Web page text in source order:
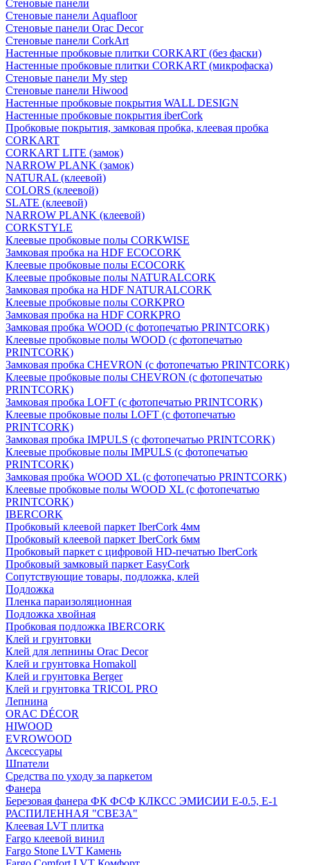
Стеновые панели
Стеновые панели Aquafloor
Стеновые панели Orac Decor
Стеновые панели CorkArt
Настенные пробковые плитки CORKART (без фаски)
Настенные пробковые плитки CORKART (микрофаска)
Стеновые панели My step
Стеновые панели Hiwood
Настенные пробковые покрытия WALL DESIGN
Настенные пробковые покрытия iberCork
Пробковые покрытия, замковая пробка, клеевая пробка
CORKART
CORKART LITE (замок)
NARROW PLANK (замок)
NATURAL (клеевой)
COLORS (клеевой)
SLATE (клеевой)
NARROW PLANK (клеевой)
CORKSTYLE
Клеевые пробковые полы CORKWISE
Замковая пробка на HDF ECOCORK
Клеевые пробковые полы ECOCORK
Клеевые пробковые полы NATURALCORK
Замковая пробка на HDF NATURALCORK
Клеевые пробковые полы CORKPRO
Замковая пробка на HDF CORKPRO
Замковая пробка WOOD (с фотопечатью PRINTCORK)
Клеевые пробковые полы WOOD (с фотопечатью
PRINTCORK)
Замковая пробка CHEVRON (с фотопечатью PRINTCORK)
Клеевые пробковые полы CHEVRON (с фотопечатью
PRINTCORK)
Замковая пробка LOFT (с фотопечатью PRINTCORK)
Клеевые пробковые полы LOFT (с фотопечатью
PRINTCORK)
Замковая пробка IMPULS (с фотопечатью PRINTCORK)
Клеевые пробковые полы IMPULS (с фотопечатью
PRINTCORK)
Замковая пробка WOOD XL (с фотопечатью PRINTCORK)
Клеевые пробковые полы WOOD XL (с фотопечатью
PRINTCORK)
IBERCORK
Пробковый клеевой паркет IberCork 4мм
Пробковый клеевой паркет IberCork 6мм
Пробковый паркет с цифровой HD-печатью IberCork
Пробковый замковый паркет EasyCork
Сопутствующие товары, подложка, клей
Подложка
Пленка параизоляционная
Подложка хвойная
Пробковая подложка IBERCORK
Клей и грунтовки
Клей для лепнины Orac Decor
Клей и грунтовка Homakoll
Клей и грунтовка Berger
Клей и грунтовка TRICOL PRO
Лепнина
ORAC DÉCOR
HIWOOD
EVROWOOD
Аксессуары
Шпатели
Средства по уходу за паркетом
Фанера
Березовая фанера ФК ФСФ КЛКСС ЭМИСИИ Е-0.5, Е-1
РАСПИЛЕННАЯ "СВЕЗА"
Клеевая LVT плитка
Fargo клеевой винил
Fargo Stone LVT Камень